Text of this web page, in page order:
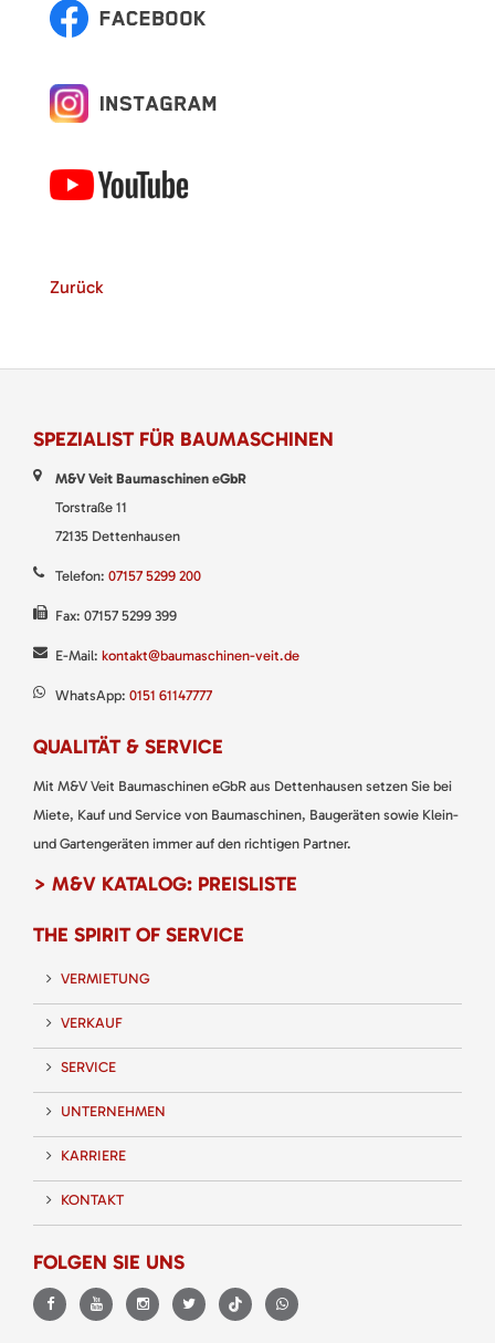
Zurück
SPEZIALIST FÜR BAUMASCHINEN
M&V Veit Baumaschinen eGbR
Torstraße 11
72135 Dettenhausen
Telefon: 07157 5299 200
Fax: 07157 5299 399
E-Mail: kontakt@baumaschinen-veit.de
WhatsApp: 0151 61147777
QUALITÄT & SERVICE
Mit M&V Veit Baumaschinen eGbR aus Dettenhausen setzen Sie bei
Miete, Kauf und Service von Baumaschinen, Baugeräten sowie Klein-
und Gartengeräten immer auf den richtigen Partner.
> M&V KATALOG: PREISLISTE
THE SPIRIT OF SERVICE
VERMIETUNG
VERKAUF
SERVICE
UNTERNEHMEN
KARRIERE
KONTAKT
FOLGEN SIE UNS